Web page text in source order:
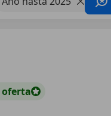
oferta